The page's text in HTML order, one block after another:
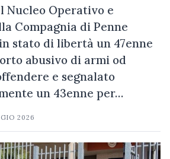
Nucleo Operativo e
Compagnia di Penne
stato di libertà un 47enne
abusivo di armi od
e segnalato
un 43enne per…
2026